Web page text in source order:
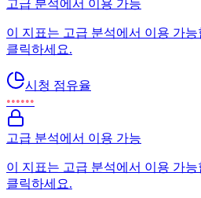
고급 분석에서 이용 가능
이 지표는 고급 분석에서 이용 가
클릭하세요.
시청 점유율
••••••
고급 분석에서 이용 가능
이 지표는 고급 분석에서 이용 가
클릭하세요.